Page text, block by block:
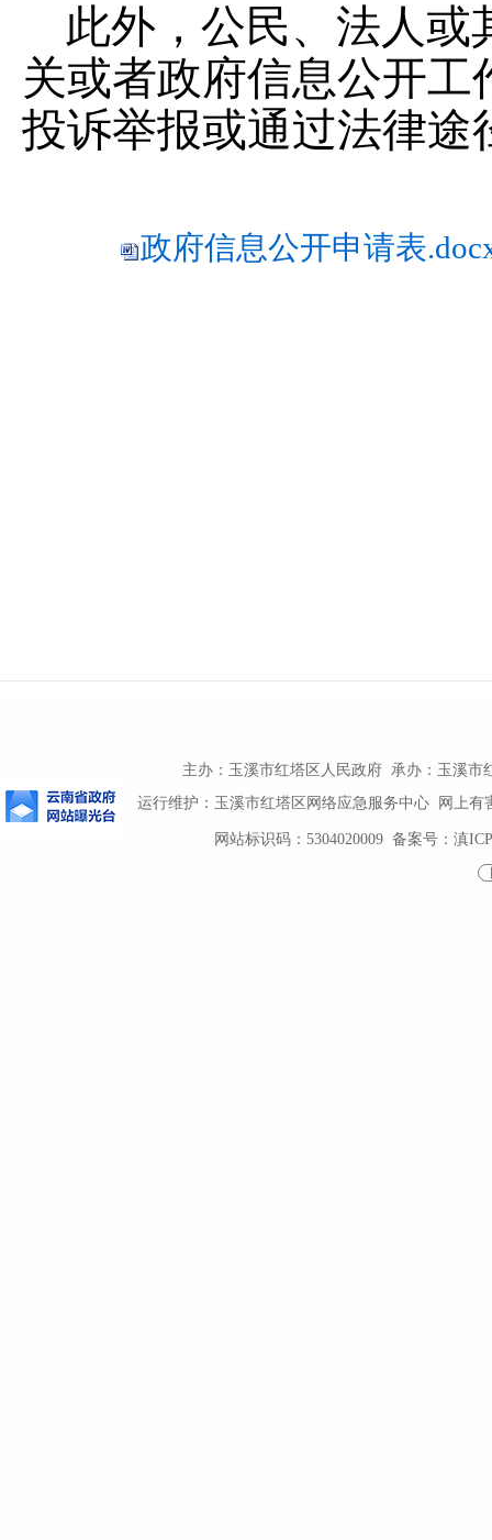
此外，公民、法人
关或者政府信息公开
投诉举报或通过法律途
政府信息公开申请表
主办：玉溪市红塔区人民政府 承办：玉溪市
运行维护：玉溪市红塔区网络应急服务中心 网上有
网站标识码：5304020009备案号：滇